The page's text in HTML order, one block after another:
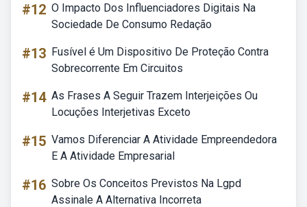
#12 O Impacto Dos Influenciadores Digitais Na
Sociedade De Consumo Redação
#13 Fusível é Um Dispositivo De Proteção Contra
Sobrecorrente Em Circuitos
#14 As Frases A Seguir Trazem Interjeições Ou
Locuções Interjetivas Exceto
#15 Vamos Diferenciar A Atividade Empreendedora
E A Atividade Empresarial
#16 Sobre Os Conceitos Previstos Na Lgpd
Assinale A Alternativa Incorreta